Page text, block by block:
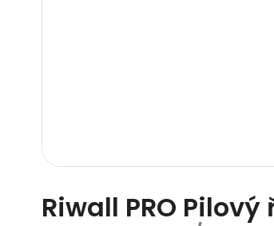
Riwall PRO